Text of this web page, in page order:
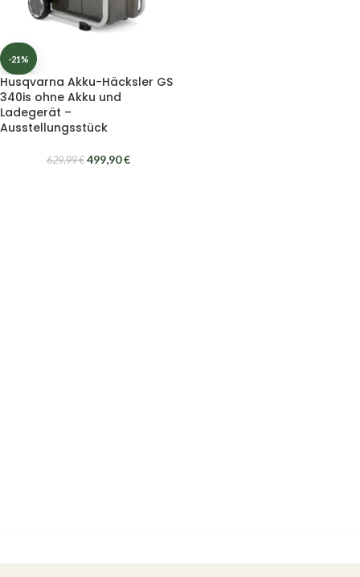
-21%
Husqvarna Akku-Häcksler GS
340is ohne Akku und
Ladegerät –
Ausstellungsstück
629,99€ 499,90€